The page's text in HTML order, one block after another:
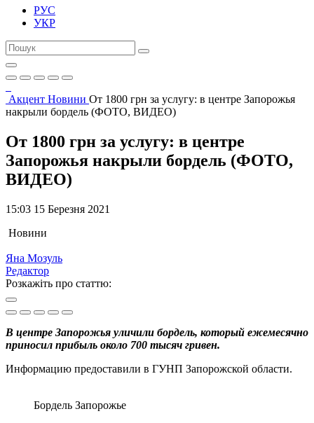
РУС
УКР
Акцент Новини От 1800 грн за услугу: в центре Запорожья
накрыли бордель (ФОТО, ВИДЕО)
От 1800 грн за услугу: в центре
Запорожья накрыли бордель (ФОТО,
ВИДЕО)
15:03 15 Березня 2021
Новини
Яна Мозуль
Редактор
Розкажіть про статтю:
В центре Запорожья уличили бордель, который ежемесячно
приносил прибыль около 700 тысяч гривен.
Информацию предоставили в ГУНП Запорожской области.
Бордель Запорожье